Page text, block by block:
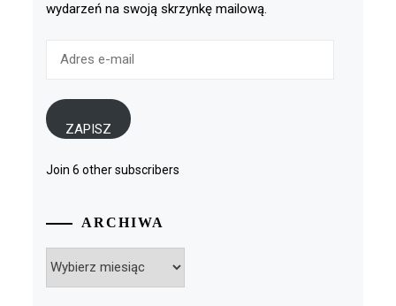
wydarzeń na swoją skrzynkę mailową.
ZAPISZ
Join 6 other subscribers
ARCHIWA